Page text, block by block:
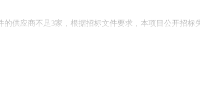
供应商不足3家，根据招标文件要求，本项目公开招标
理咨询有限公司
育路2号鸿禧中心五层A501室